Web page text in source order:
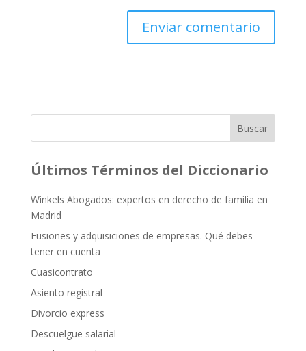
Buscar
Últimos Términos del Diccionario
Winkels Abogados: expertos en derecho de familia en
Madrid
Fusiones y adquisiciones de empresas. Qué debes
tener en cuenta
Cuasicontrato
Asiento registral
Divorcio express
Descuelgue salarial